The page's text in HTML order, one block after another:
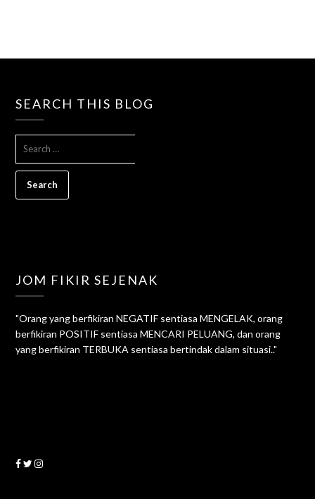
SEARCH THIS BLOG
JOM FIKIR SEJENAK
"Orang yang berfikiran NEGATIF sentiasa MENGELAK, orang
berfikiran POSITIF sentiasa MENCARI PELUANG, dan orang
yang berfikiran TERBUKA sentiasa bertindak dalam situasi.."